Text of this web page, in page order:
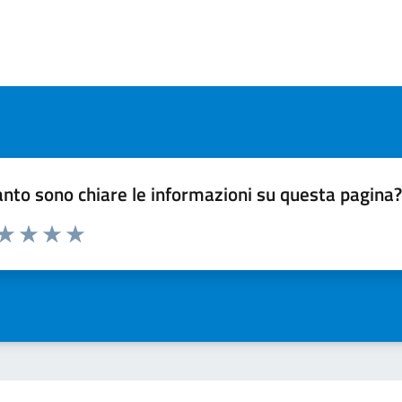
sono chiare le informazioni su questa pagina?
1 a 5 stelle la pagina